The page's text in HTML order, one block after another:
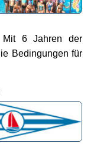
Mit 6 Jahren der
Bedingungen für